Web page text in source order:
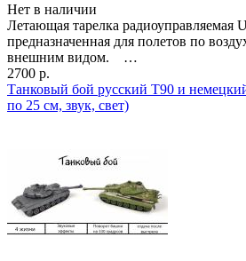
Нет в наличии
Летающая тарелка радиоуправляемая
предназначенная для полетов по
внешним видом. …
2700 р.
Танковый бой русский T90 и
по 25 см, звук, свет)